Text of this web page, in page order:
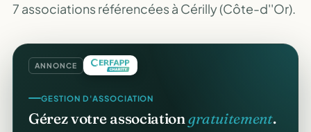
7 associations référencées à Cérilly (Côte-d''Or).
ANNONCE
GESTION D'ASSOCIATION
Gérez votre associationgratuitement.
CRM ASSOCIATIF
UnCRM completpour vos membres.